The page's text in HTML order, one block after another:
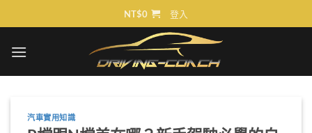
to
NT$0 登入
汽車實用知識